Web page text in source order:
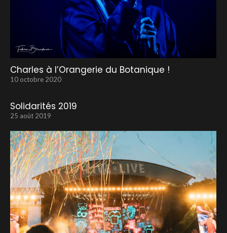
Charles à l’Orangerie du Botanique !
10 octobre 2020
Solidarités 2019
25 août 2019